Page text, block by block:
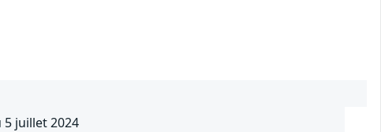
juillet 2024